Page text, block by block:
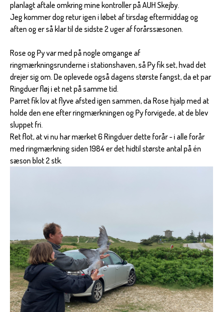
planlagt aftale omkring mine kontroller på AUH Skejby.
Jeg kommer dog retur igen i løbet af tirsdag eftermiddag og
aften og er så klar til de sidste 2 uger af forårssæsonen.
Rose og Py var med på nogle omgange af
ringmærkningsrunderne i stationshaven, så Py fik set, hvad det
drejer sig om. De oplevede også dagens største fangst, da et par
Ringduer fløj i et net på samme tid.
Parret fik lov at flyve afsted igen sammen, da Rose hjalp med at
holde den ene efter ringmærkningen og Py forvigede, at de blev
sluppet fri.
Ret flot, at vi nu har mærket 6 Ringduer dette forår - i alle forår
med ringmærkning siden 1984 er det hidtil største antal på én
sæson blot 2 stk.